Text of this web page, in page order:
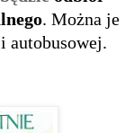
. Można je
autobusowej.